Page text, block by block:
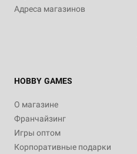
Адреса магазинов
HOBBY GAMES
О магазине
Франчайзинг
Игры оптом
Корпоративные подарки